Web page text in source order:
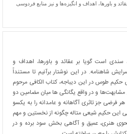
و باورها، اهداف و انگیزه‌ها و نیز منابع فردوسی
سندی است گویا بر عقائد و باورها، اهداف و
شاهنامه. در این نوشتار برآنیم تا مستنداً
حکیم طوس در این دیباجه، کتاب الکافی مرحوم
(م:۳۲۹ ق) است. مشابهت‌ها و در واقع یگانگی ها میان مضامین دو
فرضی جز تاثری آگاهانه و عامدانه را به یکسو
حکیم شیعی متاله چگونه از نخستین و مهم
هنری، عمیق و آگاهی بخش سود برده و در